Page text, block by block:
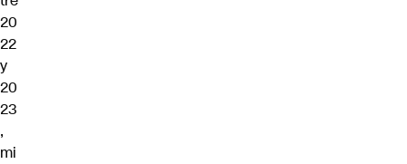
20
22
y
20
23
,
mi